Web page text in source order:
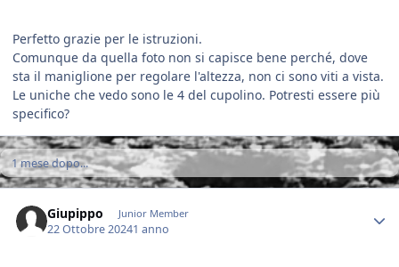
Perfetto grazie per le istruzioni.
Comunque da quella foto non si capisce bene perché, dove
sta il maniglione per regolare l'altezza, non ci sono viti a vista.
Le uniche che vedo sono le 4 del cupolino. Potresti essere più
specifico?
1 mese dopo...
Giupippo Junior Member
22 Ottobre 20241 anno